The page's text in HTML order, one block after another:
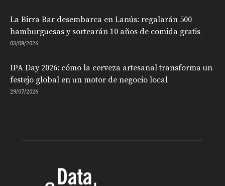
La Birra Bar desembarca en Lanús: regalarán 500
hamburguesas y sortearán 10 años de comida gratis
03/08/2026
IPA Day 2026: cómo la cerveza artesanal transforma un
festejo global en un motor de negocio local
29/07/2026